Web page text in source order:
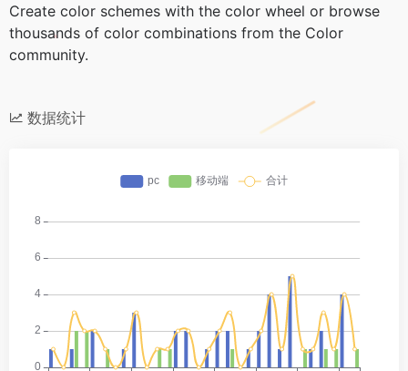
Create color schemes with the color wheel or browse
thousands of color combinations from the Color
community.
数据统计